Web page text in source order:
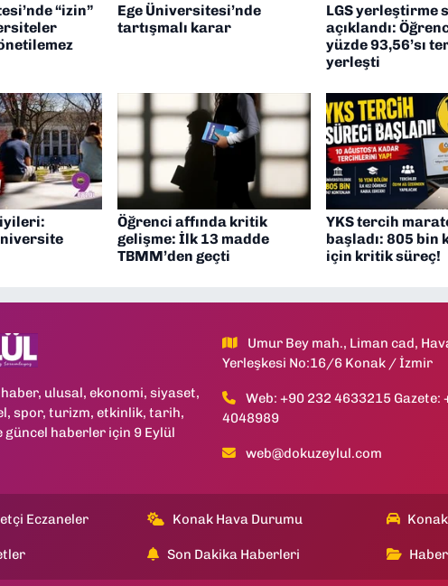
“izin”
Ege Üniversitesi’nde
tartışmalı karar
LGS yerleştirme
açıklandı:
yüzde 93,56’sı
yerleşti
iyileri:
Öğrenci affında kritik
gelişme: İlk 13 madde
TBMM’den geçti
YKS tercih
başladı: 805 bin
için kritik süreç!
ulusal, ekonomi, siyaset,
spor, turizm, etkinlik, tarih,
güncel haberler için 9 Eylül
Umur Bey mah., Liman cad,
Yerleşkesi No:16/6 Konak / İzmir
Web: +90 232 4633215 Gazete:
4048989
web@dokuzeylul.com
Eczaneler Konak Hava Durumu
Son Dakika Haberleri